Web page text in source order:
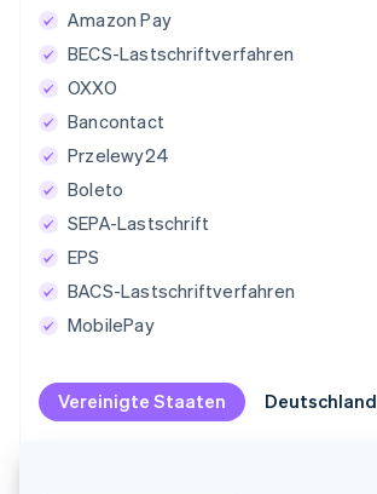
Amazon Pay
BECS-Lastschriftverfahren
OXXO
Bancontact
Przelewy24
Boleto
SEPA-Lastschrift
EPS
BACS-Lastschriftverfahren
MobilePay
Vereinigte Staaten Deutschland
Vereinigte Staaten Deutschland